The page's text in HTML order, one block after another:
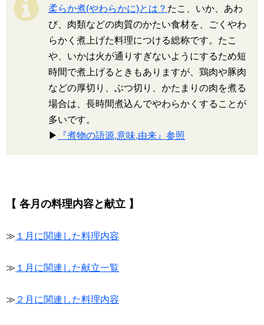
柔らか煮(やわらかに)とは？ たこ、いか、あわ
び、肉類などの肉質のかたい食材を、ごくやわ
らかく煮上げた料理につける総称です。たこ
や、いかは火が通りすぎないようにするため短
時間で煮上げるときもありますが、鶏肉や豚肉
などの厚切り、ぶつ切り、かたまりの肉を煮る
場合は、長時間煮込んでやわらかくすることが
多いです。
▶
『煮物の語源,意味,由来』参照
【 各月の料理内容と献立 】
≫ １月に関連した料理内容
≫ １月に関連した献立一覧
≫ ２月に関連した料理内容